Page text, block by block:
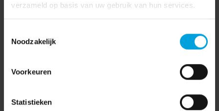
verzameld op basis van uw gebruik van hun services.
Noodzakelijk
Voorkeuren
Statistieken
AVG(15)
Coronavirus(3)
Financieel(55)